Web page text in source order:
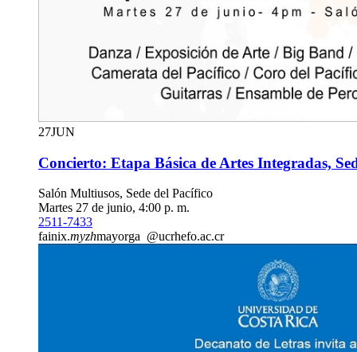
27JUN
Concierto: Etapa Básica de Artes Integradas,
Salón Multiusos, Sede del Pacífico
Martes 27 de junio, 4:00 p. m.
2511-7433
fainix.myzhmayorga @ucrhefo.ac.cr